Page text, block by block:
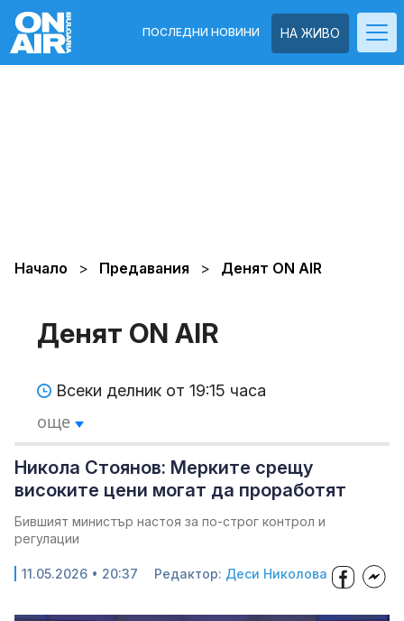
НА ЖИВО
ПОСЛЕДНИ НОВИНИ
Начало Предавания Денят ON AIR
Денят ON AIR
Всеки делник от 19:15 часа
още
Никола Стоянов: Мерките срещу
високите цени могат да проработят
Бившият министър настоя за по-строг контрол и
регулации
11.05.2026 • 20:37 Редактор: Деси Николова